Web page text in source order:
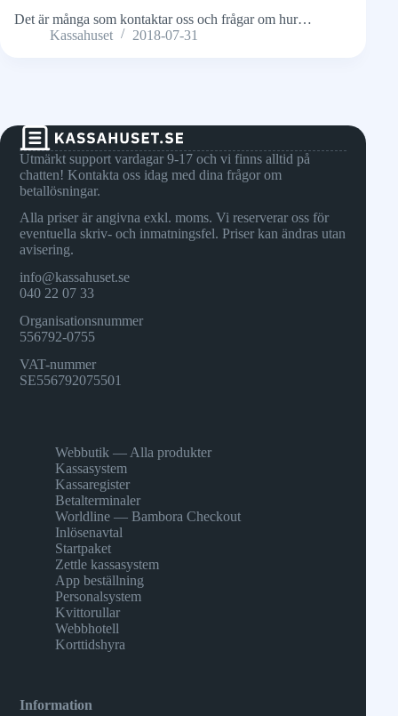
Det är många som kontaktar oss och frågar om hur…
Kassahuset
2018-07-31
Utmärkt support vardagar 9-17 och vi finns alltid på
chatten! Kontakta oss idag med dina frågor om
betallösningar.
Alla priser är angivna exkl. moms. Vi reserverar oss för
eventuella skriv- och inmatningsfel. Priser kan ändras utan
avisering.
info@kassahuset.se
040 22 07 33
Organisationsnummer
556792-0755
VAT-nummer
SE556792075501
Webbutik — Alla produkter
Kassasystem
Kassaregister
Betalterminaler
Worldline — Bambora Checkout
Inlösenavtal
Startpaket
Zettle kassasystem
App beställning
Personalsystem
Kvittorullar
Webbhotell
Korttidshyra
Information